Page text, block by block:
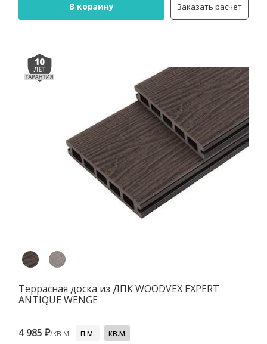
В корзину Заказать расчет
Террасная доска из ДПК WOODVEX EXPERT
ANTIQUE WENGE
4 985 ₽/кв.м п.м. кв.м